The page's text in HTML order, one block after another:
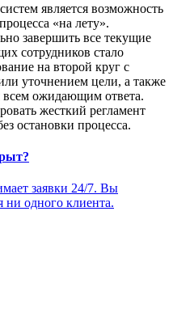
является возможность
«на лету».
завершить все текущие
сотрудников стало
на второй круг с
уточнением цели, а также
всем ожидающим ответа.
жесткий регламент
остановки процесса.
заявки 24/7. Вы
ни одного клиента.